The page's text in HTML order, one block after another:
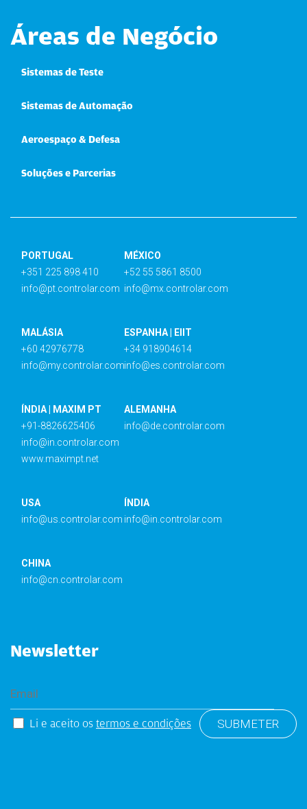
Áreas de Negócio
Sistemas de Teste
Sistemas de Automação
Aeroespaço & Defesa
Soluções e Parcerias
PORTUGAL
+351 225 898 410
info@pt.controlar.com
MÉXICO
+52 55 5861 8500
info@mx.controlar.com
MALÁSIA
+60 42976778
info@my.controlar.com
ESPANHA | EIIT
+34 918904614
info@es.controlar.com
ÍNDIA | MAXIM PT
+91-8826625406
info@in.controlar.com
www.maximpt.net
ALEMANHA
info@de.controlar.com
USA
info@us.controlar.com
ÍNDIA
info@in.controlar.com
CHINA
info@cn.controlar.com
Newsletter
Li e aceito os termos e condições